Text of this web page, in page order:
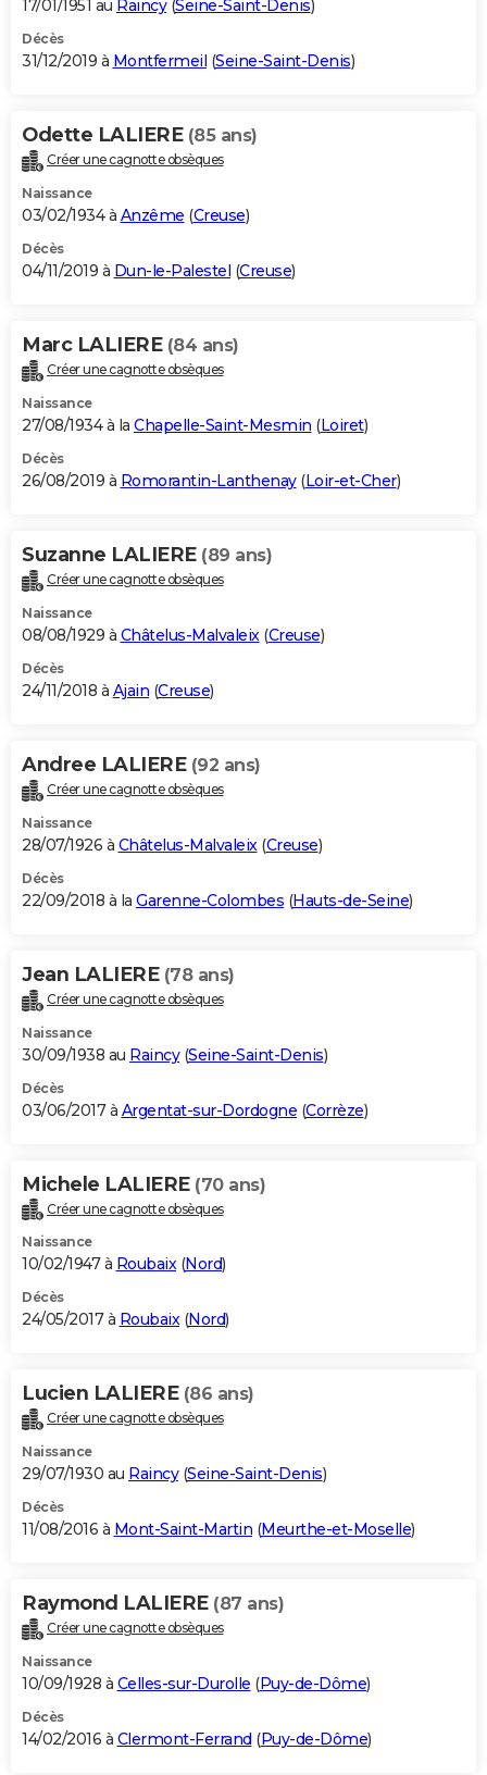
17/01/1951 au Raincy(Seine-Saint-Denis)
Décès
31/12/2019 à Montfermeil (Seine-Saint-Denis)
Odette LALIERE (85 ans)
Créer une cagnotte obsèques
Naissance
03/02/1934 à Anzême (Creuse)
Décès
04/11/2019 à Dun-le-Palestel (Creuse)
Marc LALIERE (84 ans)
Créer une cagnotte obsèques
Naissance
27/08/1934 à la Chapelle-Saint-Mesmin (Loiret)
Décès
26/08/2019 à Romorantin-Lanthenay(Loir-et-Cher)
Suzanne LALIERE (89 ans)
Créer une cagnotte obsèques
Naissance
08/08/1929 à Châtelus-Malvaleix(Creuse)
Décès
24/11/2018 à Ajain (Creuse)
Andree LALIERE (92 ans)
Créer une cagnotte obsèques
Naissance
28/07/1926 à Châtelus-Malvaleix(Creuse)
Décès
22/09/2018 à la Garenne-Colombes (Hauts-de-Seine)
Jean LALIERE (78 ans)
Créer une cagnotte obsèques
Naissance
30/09/1938 au Raincy(Seine-Saint-Denis)
Décès
03/06/2017 à Argentat-sur-Dordogne (Corrèze)
Michele LALIERE (70 ans)
Créer une cagnotte obsèques
Naissance
10/02/1947 à Roubaix(Nord)
Décès
24/05/2017 à Roubaix(Nord)
Lucien LALIERE (86 ans)
Créer une cagnotte obsèques
Naissance
29/07/1930 au Raincy(Seine-Saint-Denis)
Décès
11/08/2016 à Mont-Saint-Martin (Meurthe-et-Moselle)
Raymond LALIERE (87 ans)
Créer une cagnotte obsèques
Naissance
10/09/1928 à Celles-sur-Durolle (Puy-de-Dôme)
Décès
14/02/2016 à Clermont-Ferrand (Puy-de-Dôme)